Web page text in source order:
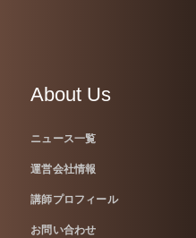
About Us
ニュース一覧
運営会社情報
講師プロフィール
お問い合わせ